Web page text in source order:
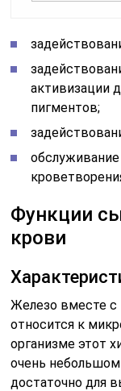
активизации
пигментов;
Функции
крови
Железо вместе
относится к
организме этот
очень небольшом
достаточно для